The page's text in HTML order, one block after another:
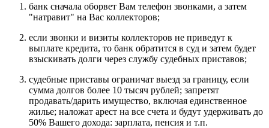
банк сначала оборвет Вам телефон звонками, а затем
"натравит" на Вас коллекторов;
если звонки и визиты коллекторов не приведут к
выплате кредита, то банк обратится в суд и затем будет
взыскивать долги через службу судебных приставов;
судебные приставы ограничат выезд за границу, если
сумма долгов более 10 тысяч рублей; запретят
продавать/дарить имущество, включая единственное
жилье; наложат арест на все счета и будут удерживать до
50% Вашего дохода: зарплата, пенсия и т.п.